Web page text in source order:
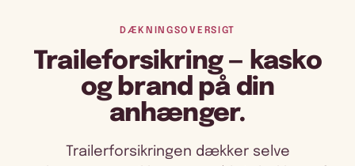
DÆKNINGSOVERSIGT
Traileforsikring — kasko
og brand på din
anhænger.
Trailerforsikringen dækker selve